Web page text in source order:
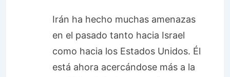
Irán ha hecho muchas amenazas
en el pasado tanto hacia Israel
como hacia los Estados Unidos. Él
está ahora acercándose más a la